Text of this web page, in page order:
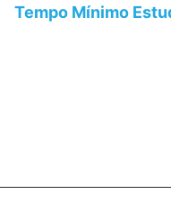
Tempo Mínimo